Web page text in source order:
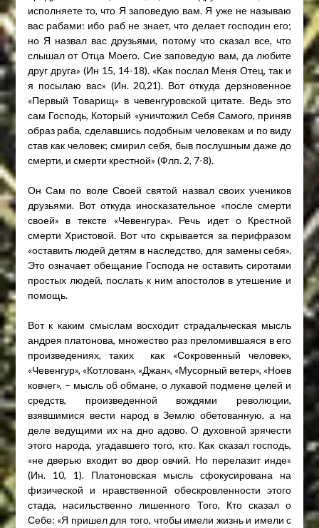
исполняете то, что Я заповедую вам. Я уже не называю
вас рабами: ибо раб не знает, что делает господин его;
но Я назвал вас друзьями, потому что сказал все, что
слышал от Отца Моего. Сие заповедую вам, да любите
друг друга» (Ин 15, 14-18). «Как послал Меня Отец, так и
я посылаю вас» (Ин. 20,21). Вот откуда дерзновенное
«Первый Товарищ» в чевенгуровской цитате. Ведь это
сам Господь, Который «уничтожил Себя Самого, приняв
образ раба, сделавшись подобным человекам и по виду
став как человек; смирил себя, быв послушным даже до
смерти, и смерти крестной» (Флп. 2, 7-8).
Он Сам по воле Своей святой назвал своих учеников
друзьями. Вот откуда иносказательное «после смерти
своей» в тексте «Чевенгура». Речь идет о Крестной
смерти Христовой. Вот что скрывается за перифразом
«оставить людей детям в наследство, для замены себя».
Это означает обещание Господа не оставить сиротами
простых людей, послать к ним апостолов в утешение и
помощь.
Вот к каким смыслам восходит страдальческая мысль
андрея платонова, множество раз преломившаяся в его
произведениях, таких как «Сокровенный человек»,
«Чевенгур», «Котлован», «Джан», «Мусорный ветер», «Ноев
ковчег», – мысль об обмане, о лукавой подмене целей и
средств, произведенной вождями революции,
взявшимися вести народ в Землю обетованную, а на
деле ведущими их на дно адово. О духовной зрячести
этого народа, угадавшего того, кто. Как сказал господь,
«не дверью входит во двор овчий. Но перелазит инде»
(Ин. 10, 1). Платоновская мысль сфокусирована на
физической и нравственной обескровленности этого
стада, насильственно лишенного Того, Кто сказал о
Себе: «Я пришел для того, чтобы имели жизнь и имели с